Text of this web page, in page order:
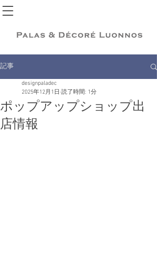
記事
ポップアップショップ出
店情報
designpaladec
2025年12月1日 読了時間: 1分